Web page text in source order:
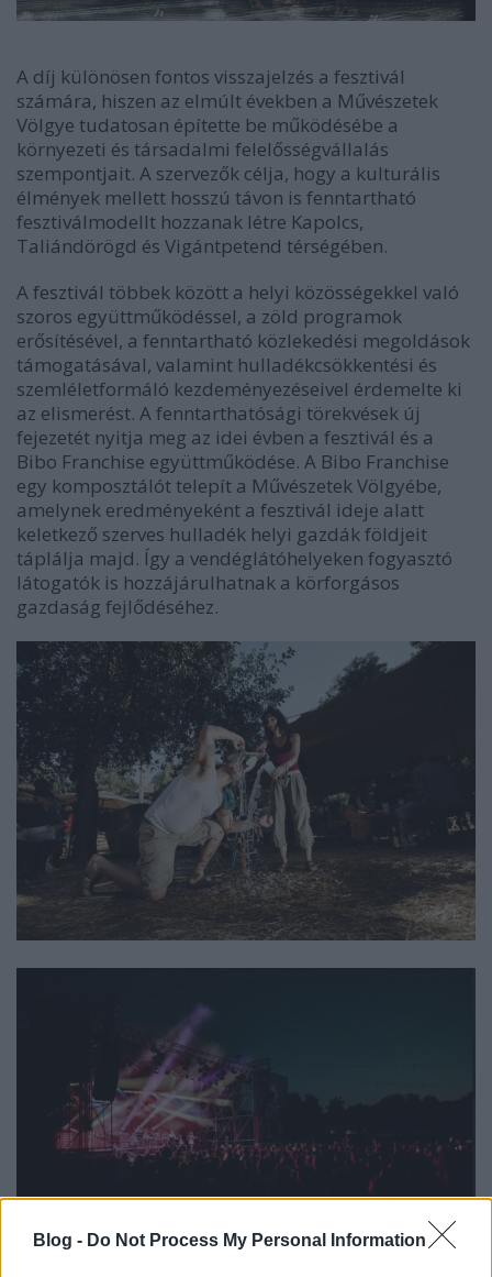
Blog - Do Not Process My Personal Information
A díj különösen fontos visszajelzés a fesztivál
számára, hiszen az elmúlt években a Művészetek
Völgye tudatosan építette be működésébe a
környezeti és társadalmi felelősségvállalás
szempontjait. A szervezők célja, hogy a kulturális
élmények mellett hosszú távon is fenntartható
fesztiválmodellt hozzanak létre Kapolcs,
Taliándörögd és Vigántpetend térségében.
A fesztivál többek között a helyi közösségekkel való
szoros együttműködéssel, a zöld programok
erősítésével, a fenntartható közlekedési megoldások
támogatásával, valamint hulladékcsökkentési és
szemléletformáló kezdeményezéseivel érdemelte ki
az elismerést. A fenntarthatósági törekvések új
fejezetét nyitja meg az idei évben a fesztivál és a
Bibo Franchise együttműködése. A Bibo Franchise
egy komposztálót telepít a Művészetek Völgyébe,
amelynek eredményeként a fesztivál ideje alatt
keletkező szerves hulladék helyi gazdák földjeit
táplálja majd. Így a vendéglátóhelyeken fogyasztó
látogatók is hozzájárulhatnak a körforgásos
gazdaság fejlődéséhez.